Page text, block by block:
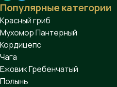
Популярные категории
Красный гриб
Мухомор Пантерный
Кордицепс
Чага
Ежовик Гребенчатый
Полынь